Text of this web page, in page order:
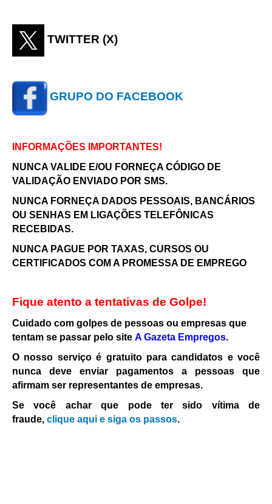
TWITTER (X)
GRUPO DO FACEBOOK
INFORMAÇÕES IMPORTANTES!
NUNCA VALIDE E/OU FORNEÇA CÓDIGO DE
VALIDAÇÃO ENVIADO POR SMS.
NUNCA FORNEÇA DADOS PESSOAIS, BANCÁRIOS
OU SENHAS EM LIGAÇÕES TELEFÔNICAS
RECEBIDAS.
NUNCA PAGUE POR TAXAS, CURSOS OU
CERTIFICADOS COM A PROMESSA DE EMPREGO
Fique atento a tentativas de Golpe!
Cuidado com golpes de pessoas ou empresas que
tentam se passar pelo site A Gazeta Empregos.
O nosso serviço é gratuito para candidatos e você
nunca deve enviar pagamentos a pessoas que
afirmam ser representantes de empresas.
Se você achar que pode ter sido vítima de
fraude, clique aqui e siga os passos.